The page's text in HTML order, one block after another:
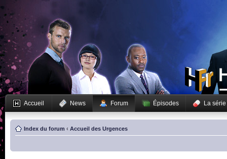
Accueil News Forum Épisodes La série
Index du forum ‹ Accueil des Urgences